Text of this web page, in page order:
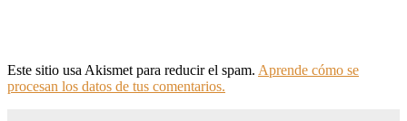
Este sitio usa Akismet para reducir el spam. Aprende cómo se
procesan los datos de tus comentarios.